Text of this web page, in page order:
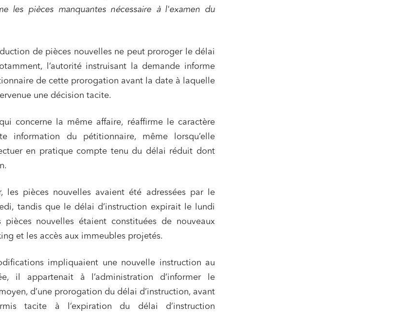
les pièces manquantes nécessaire à l'examen du
de pièces nouvelles ne peut proroger le délai
l’autorité instruisant la demande informe
de cette prorogation avant la date à laquelle
une décision tacite.
concerne la même affaire, réaffirme le caractère
information du pétitionnaire, même lorsqu’elle
en pratique compte tenu du délai réduit dont
les pièces nouvelles avaient été adressées par le
tandis que le délai d’instruction expirait le lundi
pièces nouvelles étaient constituées de nouveaux
et les accès aux immeubles projetés.
impliquaient une nouvelle instruction au
il appartenait à l’administration d’informer le
d’une prorogation du délai d’instruction, avant
tacite à l’expiration du délai d’instruction
sociale et solidaire
Immobilier et habitat
Établissements financiers
Règlement des litiges
collectivités Commande publique
Environnement
et Fusions-